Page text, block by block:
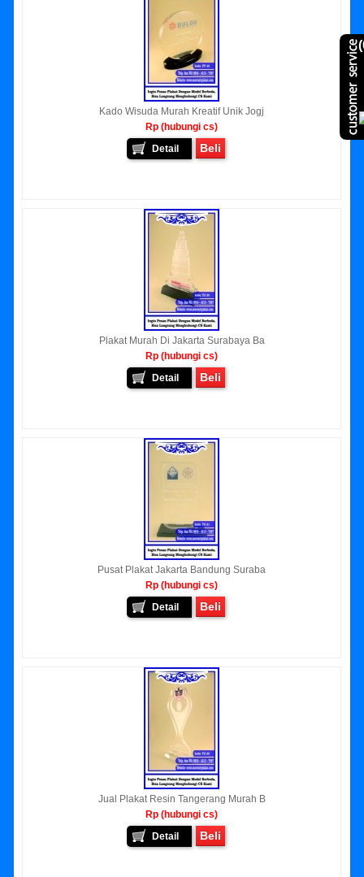
Kado Wisuda Murah Kreatif Unik Jogj
Rp (hubungi cs)
Detail
Beli
Plakat Murah Di Jakarta Surabaya Ba
Rp (hubungi cs)
Detail
Beli
Pusat Plakat Jakarta Bandung Suraba
Rp (hubungi cs)
Detail
Beli
Jual Plakat Resin Tangerang Murah B
Rp (hubungi cs)
Detail
Beli